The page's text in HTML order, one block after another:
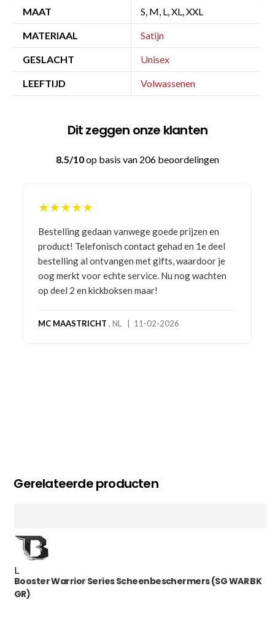
MAAT S, M, L, XL, XXL
MATERIAAL Satijn
GESLACHT Unisex
LEEFTIJD Volwassenen
Dit zeggen onze klanten
8.5/10op basis van 206 beoordelingen
★★★★★
Bestelling gedaan vanwege goede prijzen en
product! Telefonisch contact gehad en 1e deel
bestelling al ontvangen met gifts, waardoor je
oog merkt voor echte service. Nu nog wachten
op deel 2 en kickboksen maar!
MC MAASTRICHT , NL | 11-02-2026
Gerelateerde producten
L
Booster Warrior Series Scheenbeschermers (SG WAR BK
GR)